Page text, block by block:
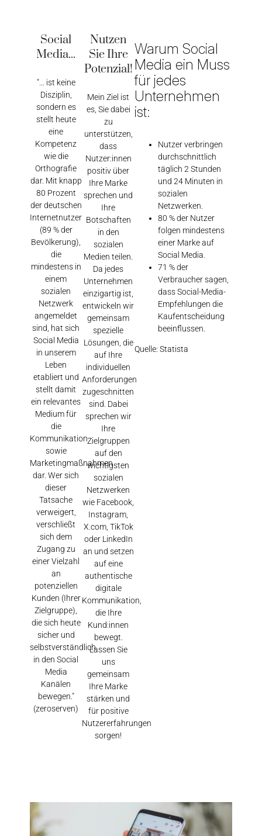
Social
Media...
"... ist keine
Disziplin,
sondern es
stellt heute
eine
Kompetenz
wie die
Orthografie
dar. Mit knapp
80 Prozent
der deutschen
Internetnutzer
(89 % der
Bevölkerung),
die
mindestens in
einem
sozialen
Netzwerk
angemeldet
sind, hat sich
Social Media
in unserem
Leben
etabliert und
stellt damit
ein relevantes
Medium für
die
Kommunikation
sowie
Marketingmaßnahmen
dar. Wer sich
dieser
Tatsache
verweigert,
verschließt
sich dem
Zugang zu
einer Vielzahl
an
potenziellen
Kunden (Ihrer
Zielgruppe),
die sich heute
sicher und
selbstverständlich
in den Social
Media
Kanälen
bewegen."
(zeroserven)
Nutzen
Sie Ihre
Potenzial!
Mein Ziel ist
es, Sie dabei
zu
unterstützen,
dass
Nutzer:innen
positiv über
Ihre Marke
sprechen und
Ihre
Botschaften
in den
sozialen
Medien teilen.
Da jedes
Unternehmen
einzigartig ist,
entwickeln wir
gemeinsam
spezielle
Lösungen, die
auf Ihre
individuellen
Anforderungen
zugeschnitten
sind. Dabei
sprechen wir
Ihre
Zielgruppen
auf den
wichtigsten
sozialen
Netzwerken
wie Facebook,
Instagram,
X.com, TikTok
oder LinkedIn
an und setzen
auf eine
authentische
digitale
Kommunikation,
die Ihre
Kund:innen
bewegt.
Lassen Sie
uns
gemeinsam
Ihre Marke
stärken und
für positive
Nutzererfahrungen
sorgen!
Warum Social
Media ein Muss
für jedes
Unternehmen
ist:
Nutzer verbringen
durchschnittlich
täglich 2 Stunden
und 24 Minuten in
sozialen
Netzwerken.
80 % der Nutzer
folgen mindestens
einer Marke auf
Social Media.
71 % der
Verbraucher sagen,
dass Social-Media-
Empfehlungen die
Kaufentscheidung
beeinflussen.
Quelle: Statista